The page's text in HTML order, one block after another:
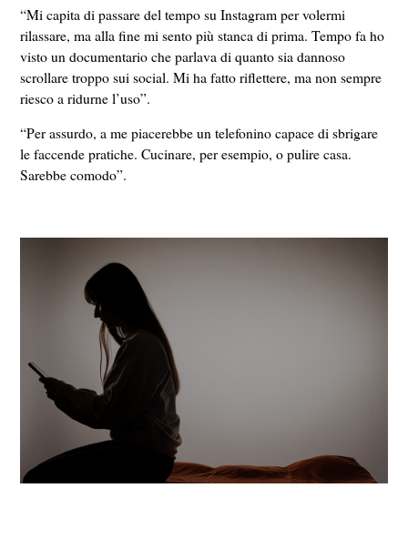
“Mi capita di passare del tempo su Instagram per volermi
rilassare, ma alla fine mi sento più stanca di prima. Tempo fa ho
visto un documentario che parlava di quanto sia dannoso
scrollare troppo sui social. Mi ha fatto riflettere, ma non sempre
riesco a ridurne l’uso”.
“Per assurdo, a me piacerebbe un telefonino capace di sbrigare
le faccende pratiche. Cucinare, per esempio, o pulire casa.
Sarebbe comodo”.